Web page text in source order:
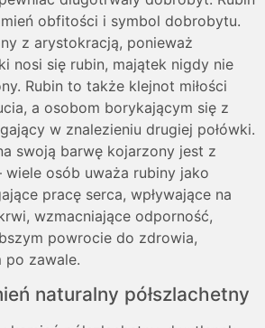
obfitości i symbol dobrobytu.
z arystokracją, ponieważ
nosi się rubin, majątek nigdy nie
Rubin to także klejnot miłości
a osobom borykającym się z
w znalezieniu drugiej połówki.
swoją barwę kojarzony jest z
wiele osób uważa rubiny jako
pracę serca, wpływające na
wzmacniające odporność,
powrocie do zdrowia,
po zawale.
naturalny półszlachetny